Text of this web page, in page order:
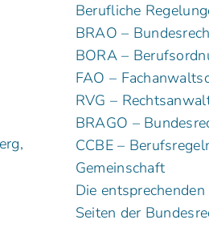
Berufliche
BRAO –
BORA –
FAO –
RVG –
BRAGO –
CCBE –
Gemeinschaft
Die
Seiten der